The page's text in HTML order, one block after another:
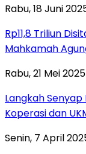
Rabu, 18 Juni
Rp11,8 Triliun
Mahkamah
Rabu, 21 Mei
Langkah
Koperasi dan
Senin, 7 April